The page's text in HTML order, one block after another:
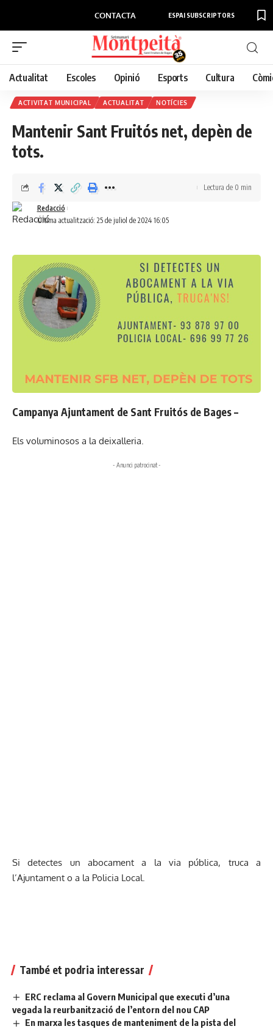
CONTACTA ESPAI SUBSCRIPTORS
Actualitat Escoles Opinió Esports Cultura
ACTIVITAT MUNICIPAL ACTUALITAT NOTÍCIES
Mantenir Sant Fruitós net, depèn de
tots.
Última actualització: 25 de juliol de 2024 16:05
Redacció
Lectura de 0 min
Campanya Ajuntament de Sant Fruitós de Bages –
Els voluminosos a la deixalleria.
- Anunci patrocinat -
Si detectes un abocament a la via pública, truca a
l’Ajuntament o a la Policia Local.
També et podria interessar
ERC reclama al Govern Municipal que executi d’una
vegada la reurbanització de l’entorn del nou CAP
En marxa les tasques de manteniment de la pista del